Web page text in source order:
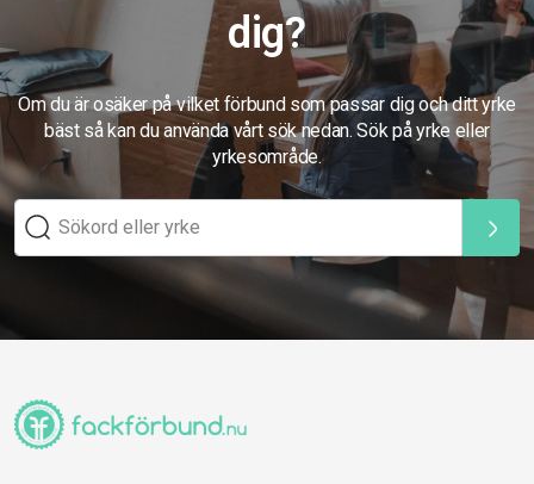
dig?
Om du är osäker på vilket förbund som passar dig och ditt yrke
bäst så kan du använda vårt sök nedan. Sök på yrke eller
yrkesområde.